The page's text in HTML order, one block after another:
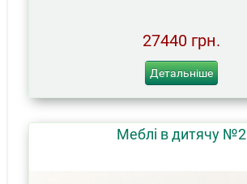
27440 грн.
Детальніше
Меблі в дитячу №2